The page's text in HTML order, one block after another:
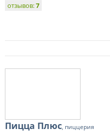
отзывов:7
Пицца Плюс, пиццерия